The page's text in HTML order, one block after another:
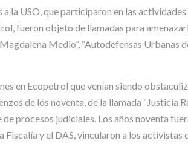
la USO, que participaron en las
fueron objeto de llamadas para
Medio”, “Autodefensas Urbanas
en Ecopetrol que venían siendo
de los noventa, de la llamada “Justicia
procesos judiciales. Los años noventa
y el DAS, vincularon a los